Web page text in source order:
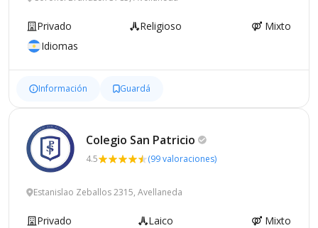
Privado Religioso
Mixto
Idiomas
Información Guardá
Colegio San Patricio
4.5 (99 valoraciones)
Estanislao Zeballos 2315, Avellaneda
Privado Laico
Mixto